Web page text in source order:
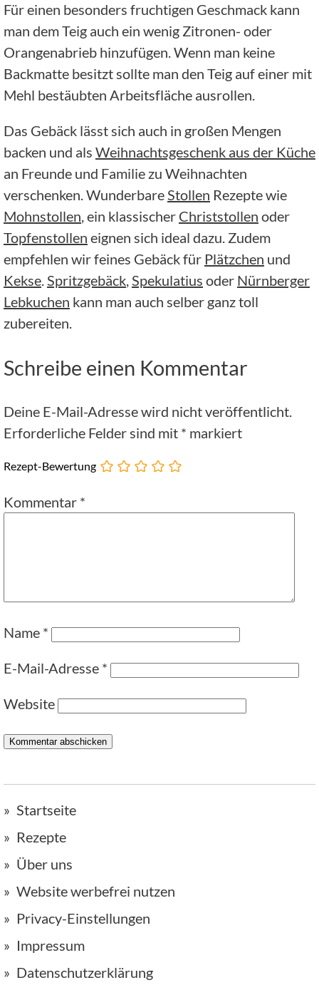
Für einen besonders fruchtigen Geschmack kann
man dem Teig auch ein wenig Zitronen- oder
Orangenabrieb hinzufügen. Wenn man keine
Backmatte besitzt sollte man den Teig auf einer mit
Mehl bestäubten Arbeitsfläche ausrollen.
Das Gebäck lässt sich auch in großen Mengen
backen und als Weihnachtsgeschenk aus der Küche
an Freunde und Familie zu Weihnachten
verschenken. WunderbareStollen Rezepte wie
Mohnstollen, ein klassischer Christstollen oder
Topfenstollen eignen sich ideal dazu. Zudem
empfehlen wir feines Gebäck für Plätzchen und
Kekse.Spritzgebäck,Spekulatius oder Nürnberger
Lebkuchen kann man auch selber ganz toll
zubereiten.
Schreibe einen Kommentar
Deine E-Mail-Adresse wird nicht veröffentlicht.
Erforderliche Felder sind mit * markiert
Rezept-Bewertung
Kommentar *
Name *
E-Mail-Adresse *
Website
Startseite
Rezepte
Über uns
Website werbefrei nutzen
Privacy-Einstellungen
Impressum
Datenschutzerklärung